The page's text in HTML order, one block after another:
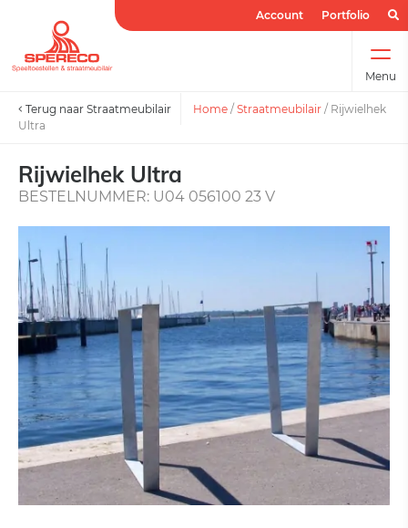
Account Portfolio
Menu
Terug naar Straatmeubilair Home / Straatmeubilair / Rijwielhek
Ultra
Rijwielhek Ultra
BESTELNUMMER: U04 056100 23 V